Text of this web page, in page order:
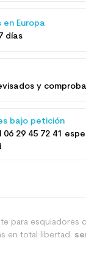
Europa
días
​​y
bajo petición
06 29 45 72 41
para esquiadores
en total libertad.